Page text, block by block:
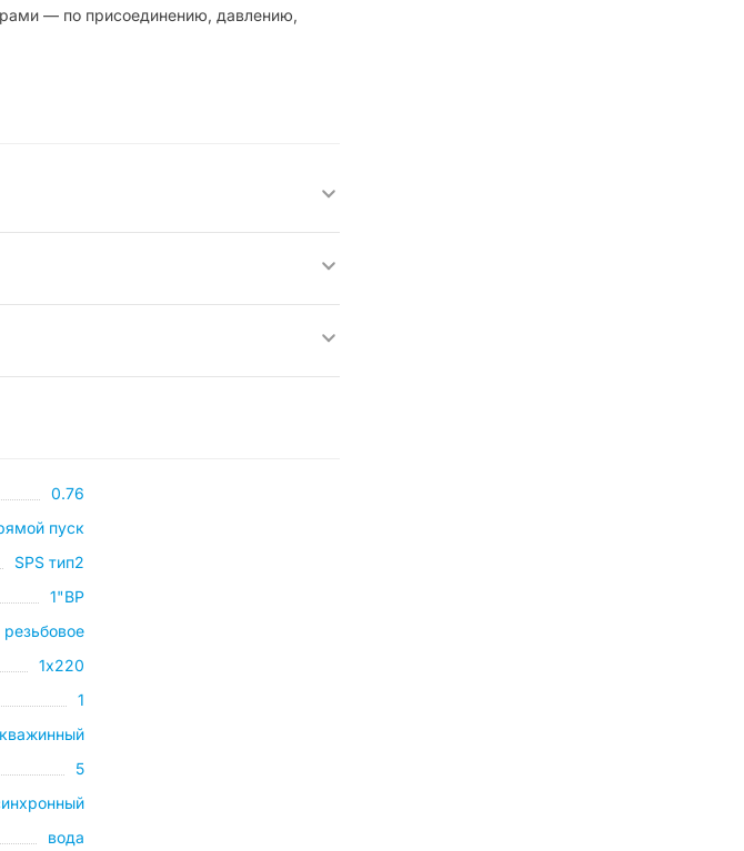
— по присоединению, давлению,
0.76
пуск
SPS тип2
1"ВР
резьбовое
1х220
1
5
вода